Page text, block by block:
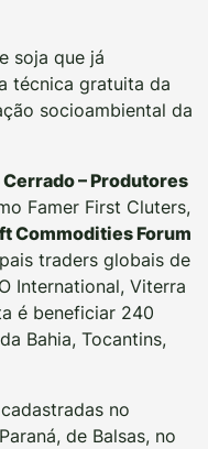
soja que já
técnica gratuita da
socioambiental da
– Produtores
Famer First Cluters,
Commodities Forum
traders globais de
International, Viterra
é beneficiar 240
Bahia, Tocantins,
no
de Balsas, no